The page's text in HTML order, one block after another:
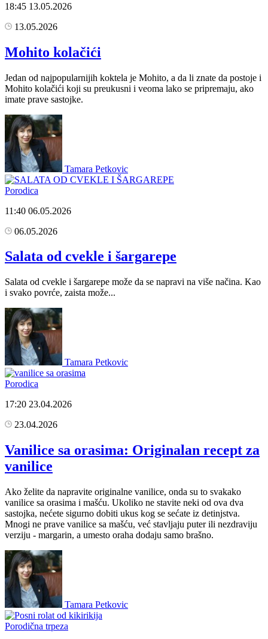
18:45 13.05.2026
13.05.2026
Mohito kolačići
Jedan od najpopularnijih koktela je Mohito, a da li znate da postoje i
Mohito kolačići koji su preukusni i veoma lako se pripremaju, ako
imate prave sastojke.
Tamara Petkovic
Porodica
11:40 06.05.2026
06.05.2026
Salata od cvekle i šargarepe
Salata od cvekle i šargarepe može da se napravi na više načina. Kao
i svako povrće, zaista može...
Tamara Petkovic
Porodica
17:20 23.04.2026
23.04.2026
Vanilice sa orasima: Originalan recept za
vanilice
Ako želite da napravite originalne vanilice, onda su to svakako
vanilice sa orasima i mašću. Ukoliko ne stavite neki od ova dva
sastojka, nećete sigurno dobiti ukus kog se sećate iz detinjstva.
Mnogi ne prave vanilice sa mašću, već stavljaju puter ili nezdraviju
verziju - margarin, a umesto oraha dodaju samo brašno.
Tamara Petkovic
Porodična trpeza